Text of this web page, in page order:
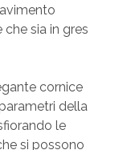
sia in gres
cornice
della
le
si possono